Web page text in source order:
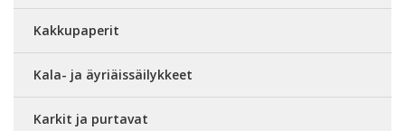
Kakkupaperit
Kala- ja äyriäissäilykkeet
Karkit ja purtavat